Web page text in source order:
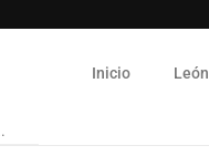
Inicio León